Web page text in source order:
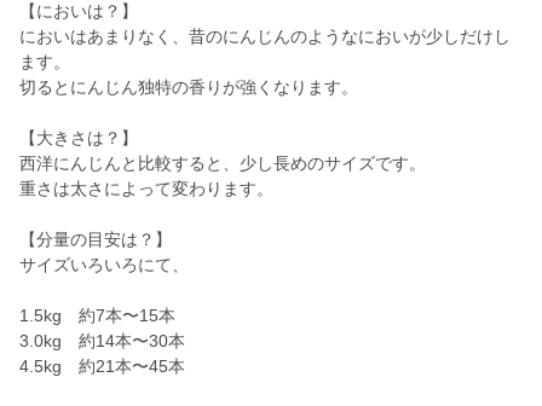
【においは？】
においはあまりなく、昔のにんじんのようなにおいが少しだけし
ます。
切るとにんじん独特の香りが強くなります。
【大きさは？】
西洋にんじんと比較すると、少し長めのサイズです。
重さは太さによって変わります。
【分量の目安は？】
サイズいろいろにて、
1.5kg 約7本〜15本
3.0kg 約14本〜30本
4.5kg 約21本〜45本